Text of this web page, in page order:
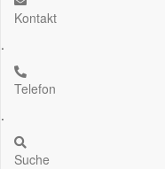
Kontakt
.
Telefon
.
Suche